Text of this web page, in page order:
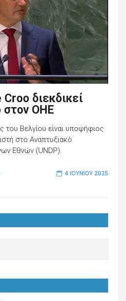
διεκδικεί
στον ΟΗΕ
Βελγίου είναι υποψήφιος
στο Αναπτυξιακό
Εθνών (UNDP).
4 ΙΟΥΝΊΟΥ 2025